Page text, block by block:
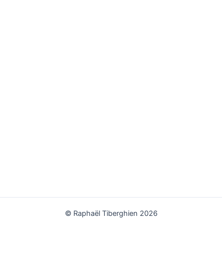
© Raphaël Tiberghien 2026